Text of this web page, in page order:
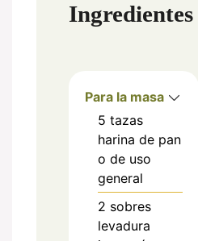
Ingredientes
Para la masa
5 tazas
harina de pan
o de uso
general
2 sobres
levadura